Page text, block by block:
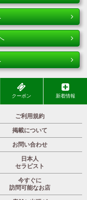
クーポン 新着情報
ご利用規約
掲載について
お問い合わせ
日本人
セラピスト
今すぐに
訪問可能なお店